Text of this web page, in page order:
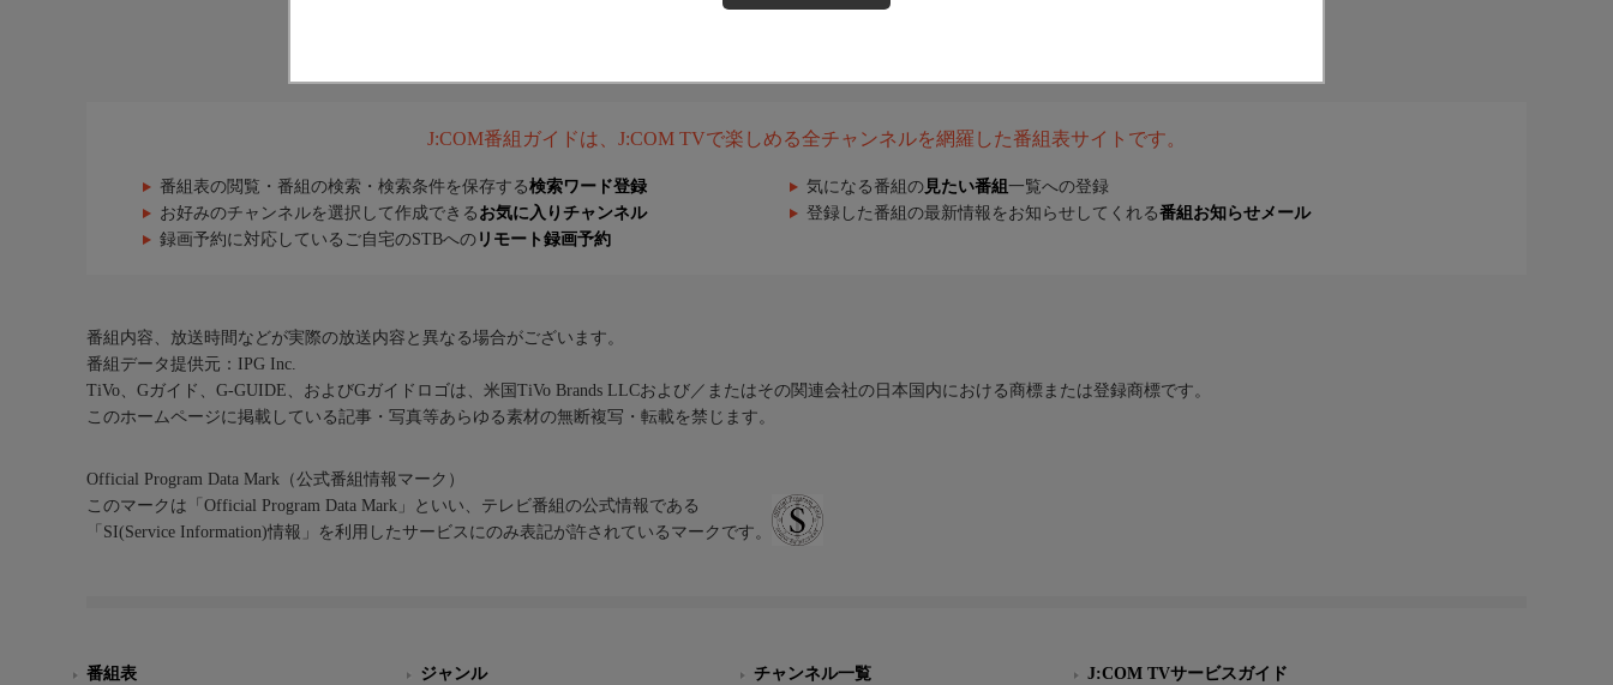
J:COM番組ガイドは、J:COM TVで楽しめる全チャンネルを網羅した番組表サイトです。
番組表の閲覧・番組の検索・検索条件を保存する検索ワード登録 気になる番組の 見たい番組 一覧への登録
お好みのチャンネルを選択して作成できる お気に入りチャンネル 登録した番組の最新情報をお知らせしてくれる番組お知らせメール
録画予約に対応しているご自宅のSTBへの リモート録画予約
番組内容、放送時間などが実際の放送内容と異なる場合がございます。
番組データ提供元：IPG Inc.
TiVo、Gガイド、G-GUIDE、およびGガイドロゴは、米国TiVo Brands LLCおよび／またはその関連会社の日本国内における商標または登録商標です。
このホームページに掲載している記事・写真等あらゆる素材の無断複写・転載を禁じます。
Official Program Data Mark（公式番組情報マーク）
このマークは「Official Program Data Mark」といい、テレビ番組の公式情報である
「SI(Service Information)情報」を利用したサービスにのみ表記が許されているマークです。
番組表
ジャンル
チャンネル一覧
J:COM TVサービスガイド